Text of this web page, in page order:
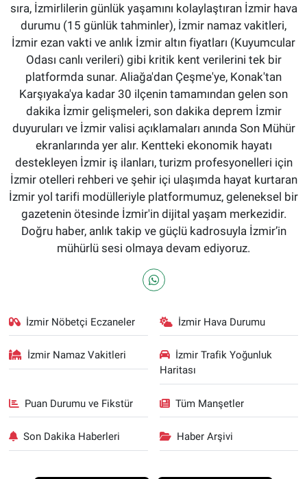
sıra, İzmirlilerin günlük yaşamını kolaylaştıran İzmir hava
durumu (15 günlük tahminler), İzmir namaz vakitleri,
İzmir ezan vakti ve anlık İzmir altın fiyatları (Kuyumcular
Odası canlı verileri) gibi kritik kent verilerini tek bir
platformda sunar. Aliağa'dan Çeşme'ye, Konak'tan
Karşıyaka'ya kadar 30 ilçenin tamamından gelen son
dakika İzmir gelişmeleri, son dakika deprem İzmir
duyuruları ve İzmir valisi açıklamaları anında Son Mühür
ekranlarında yer alır. Kentteki ekonomik hayatı
destekleyen İzmir iş ilanları, turizm profesyonelleri için
İzmir otelleri rehberi ve şehir içi ulaşımda hayat kurtaran
İzmir yol tarifi modülleriyle platformumuz, geleneksel bir
gazetenin ötesinde İzmir'in dijital yaşam merkezidir.
Doğru haber, anlık takip ve güçlü kadrosuyla İzmir’in
mühürlü sesi olmaya devam ediyoruz.
İzmir Nöbetçi Eczaneler İzmir Hava Durumu
İzmir Namaz Vakitleri
İzmir Trafik Yoğunluk
Haritası
Puan Durumu ve Fikstür Tüm Manşetler
Son Dakika Haberleri Haber Arşivi